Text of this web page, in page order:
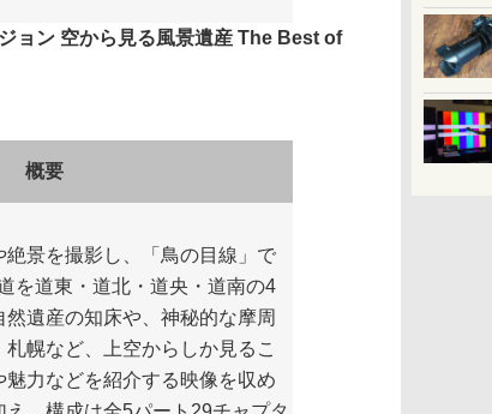
ョン 空から見る風景遺産 The Best of
概要
景を撮影し、「鳥の目線」で
を道東・道北・道央・道南の4
遺産の知床や、神秘的な摩周
幌など、上空からしか見るこ
力などを紹介する映像を収め